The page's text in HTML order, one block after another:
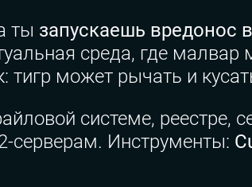
ты запускаешь вредонос
среда, где
тигр может рычать и
системе, реестре,
серверам. Инструменты: